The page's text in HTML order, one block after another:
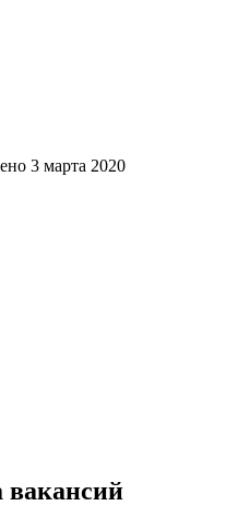
3 марта 2020